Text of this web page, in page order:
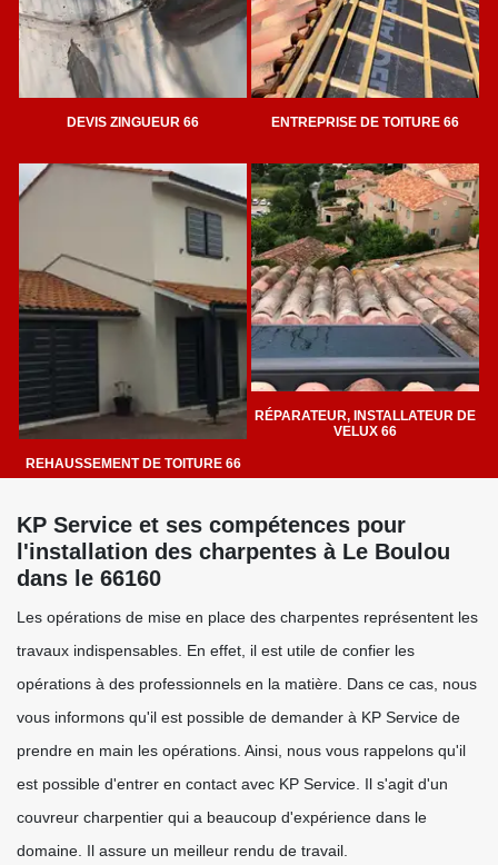
DEVIS ZINGUEUR 66 ENTREPRISE DE TOITURE 66
REHAUSSEMENT DE TOITURE 66
RÉPARATEUR, INSTALLATEUR DE
VELUX 66
KP Service et ses compétences pour
l'installation des charpentes à Le Boulou
dans le 66160
Les opérations de mise en place des charpentes représentent les
travaux indispensables. En effet, il est utile de confier les
opérations à des professionnels en la matière. Dans ce cas, nous
vous informons qu'il est possible de demander à KP Service de
prendre en main les opérations. Ainsi, nous vous rappelons qu'il
est possible d'entrer en contact avec KP Service. Il s'agit d'un
couvreur charpentier qui a beaucoup d'expérience dans le
domaine. Il assure un meilleur rendu de travail.